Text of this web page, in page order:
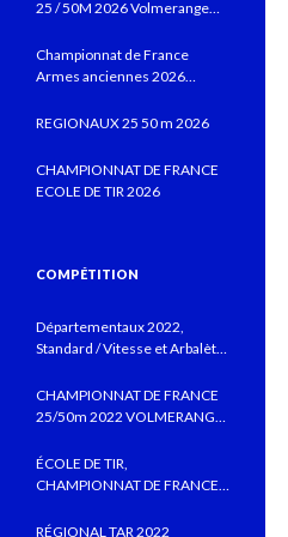
25 / 50M 2026 Volmerange
Championnat de France
Armes anciennes 2026
REGIONAUX 25 50 m 2026
CHAMPIONNAT DE FRANCE
ECOLE DE TIR 2026
COMPÉTITION
Départementaux 2022,
Standard / Vitesse et Arbalète
TSB
CHAMPIONNAT DE FRANCE
25/50m 2022 VOLMERANGE
ÉCOLE DE TIR,
CHAMPIONNAT DE FRANCE
BELLES PERFORMANCES
RÉGIONAL TAR 2022